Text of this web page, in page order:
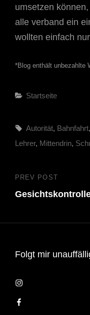
umsetzen
alle verband ein
wollten einfach
*Blog enthält unbezahlte
Categories
Startseite
Tags,
Autorität, Bahnfahrt,
Lehrer, Mittendrin,
Previous
Post
PREV POST
Folgt mir
Instagram
Facebook